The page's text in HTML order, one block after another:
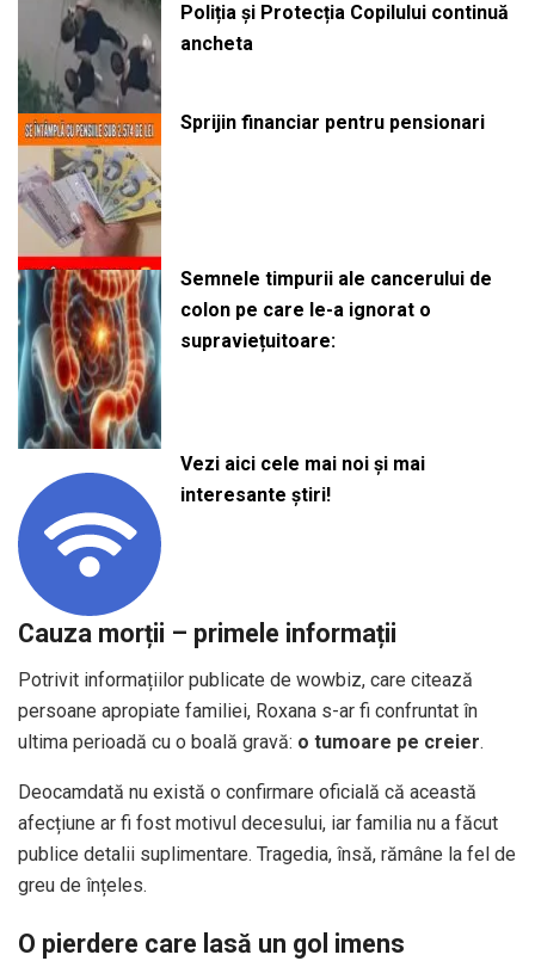
Poliția și Protecția Copilului continuă
ancheta
Sprijin financiar pentru pensionari
Semnele timpurii ale cancerului de
colon pe care le-a ignorat o
supraviețuitoare:
Vezi aici cele mai noi și mai
interesante știri!
Cauza morții – primele informații
Potrivit informațiilor publicate de wowbiz, care citează
persoane apropiate familiei, Roxana s-ar fi confruntat în
ultima perioadă cu o boală gravă: o tumoare pe creier.
Deocamdată nu există o confirmare oficială că această
afecțiune ar fi fost motivul decesului, iar familia nu a făcut
publice detalii suplimentare. Tragedia, însă, rămâne la fel de
greu de înțeles.
O pierdere care lasă un gol imens